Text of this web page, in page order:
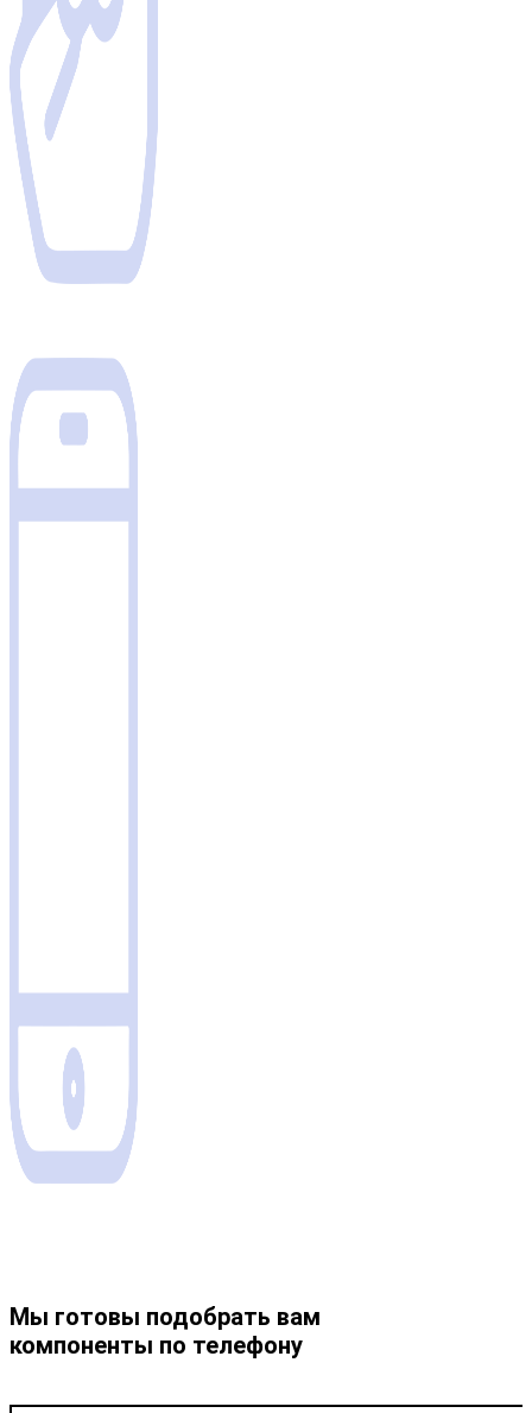
Мы готовы подобрать вам
компоненты по телефону